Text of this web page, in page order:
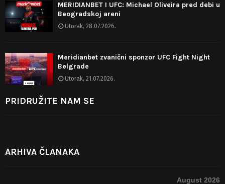
MERIDIANBET I UFC: Michael Oliveira pred debi u
Beogradskoj areni
Utorak, 28.07.2026.
Meridianbet zvanični sponzor UFC Fight Night
Belgrade
Utorak, 21.07.2026.
PRIDRUŽITE NAM SE
ARHIVA ČLANAKA
August 2026